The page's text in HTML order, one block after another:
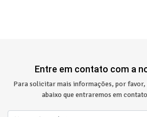
Entre em contato com a
Para solicitar mais informações, por
abaixo que entraremos em